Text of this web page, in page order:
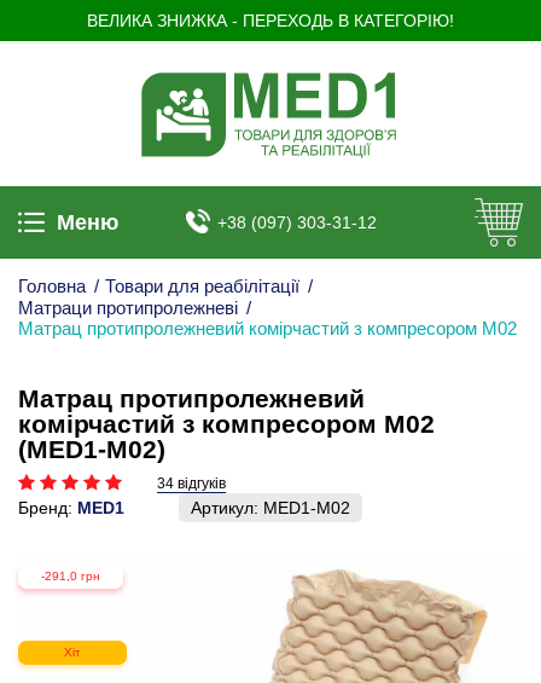
ВЕЛИКА ЗНИЖКА - ПЕРЕХОДЬ В КАТЕГОРІЮ!
Меню +38 (097) 303-31-12
Головна / Товари для реабілітації /
Матраци протипролежневі /
Матрац протипролежневий комірчастий з компресором М02
Матрац протипролежневий
комірчастий з компресором М02
(MED1-M02)
34 відгуків
Бренд: MED1 Артикул: MED1-M02
-291,0 грн
Хіт